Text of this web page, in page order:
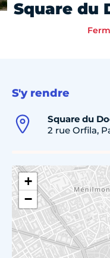
Square du
S'y rendre
Square du
2 rue Orfila,
+
−